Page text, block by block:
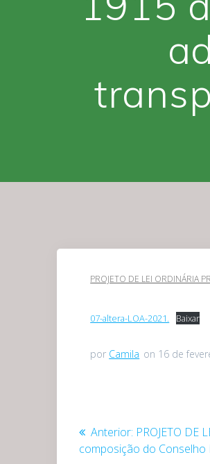
PROJETO DE LEI ORDINÁRIA
07-altera-LOA-2021. Baixar
por Camila on 16 de
deAnterior: Post
anterior:
PROJETO DE
composição do Conselho